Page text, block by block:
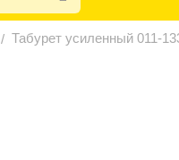
/ Табурет усиленный 011-